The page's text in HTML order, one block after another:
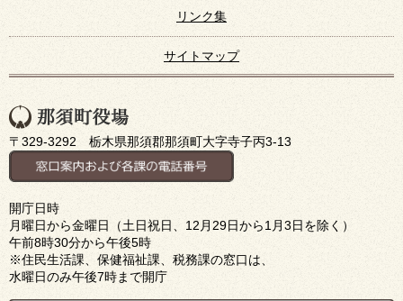
リンク集
サイトマップ
〒329-3292 栃木県那須郡那須町大字寺子丙3-13
開庁日時
月曜日から金曜日（土日祝日、12月29日から1月3日を除く）
午前8時30分から午後5時
※住民生活課、保健福祉課、税務課の窓口は、
水曜日のみ午後7時まで開庁